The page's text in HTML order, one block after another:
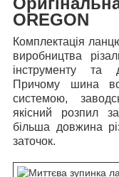
OREGON
Комплектація
виробництва
інструменту та
Причому шина
системою,
якісний розпил
більша довжина
заточок.